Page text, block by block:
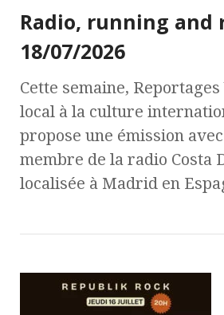
Radio, running and
18/07/2026
Cette semaine,
local à la culture
propose une émission
membre de la radio Costa
localisée à Madrid en